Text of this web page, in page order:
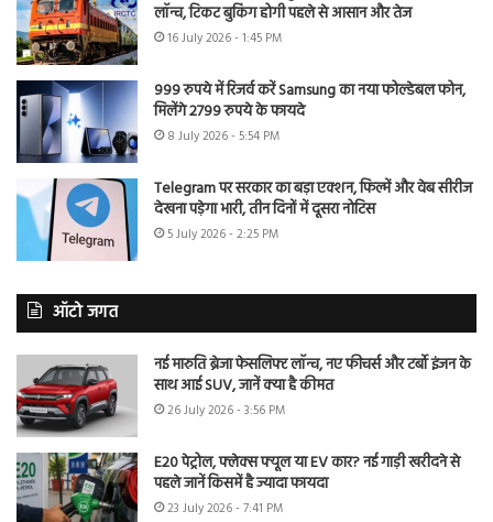
लॉन्च, टिकट बुकिंग होगी पहले से आसान और तेज
16 July 2026 - 1:45 PM
999 रुपये में रिजर्व करें Samsung का नया फोल्डेबल फोन,
मिलेंगे 2799 रुपये के फायदे
8 July 2026 - 5:54 PM
Telegram पर सरकार का बड़ा एक्शन, फिल्में और वेब सीरीज
देखना पड़ेगा भारी, तीन दिनों में दूसरा नोटिस
5 July 2026 - 2:25 PM
ऑटो जगत
नई मारुति ब्रेजा फेसलिफ्ट लॉन्च, नए फीचर्स और टर्बो इंजन के
साथ आई SUV, जानें क्या है कीमत
26 July 2026 - 3:56 PM
E20 पेट्रोल, फ्लेक्स फ्यूल या EV कार? नई गाड़ी खरीदने से
पहले जानें किसमें है ज्यादा फायदा
23 July 2026 - 7:41 PM